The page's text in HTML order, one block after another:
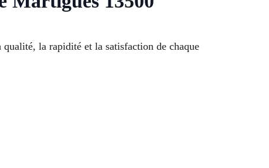
la rapidité et la satisfaction de chaque